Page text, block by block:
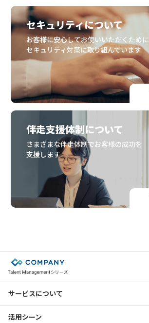
セキュリティについて
お客様に安心してお使いいただくために
セキュリティ対策に取り組んでいます
伴走支援体制について
さまざまな伴走体制でお客様の成功を
支援します
サービスについて
活用シーン